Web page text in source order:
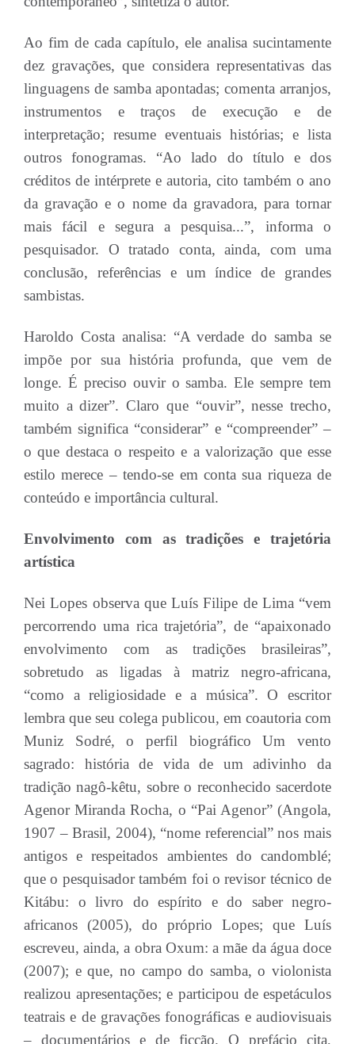
Ao fim de cada capítulo, ele analisa sucintamente
dez gravações, que considera representativas das
linguagens de samba apontadas; comenta arranjos,
instrumentos e traços de execução e de
interpretação; resume eventuais histórias; e lista
outros fonogramas. “Ao lado do título e dos
créditos de intérprete e autoria, cito também o ano
da gravação e o nome da gravadora, para tornar
mais fácil e segura a pesquisa...”, informa o
pesquisador. O tratado conta, ainda, com uma
conclusão, referências e um índice de grandes
sambistas.
Haroldo Costa analisa: “A verdade do samba se
impõe por sua história profunda, que vem de
longe. É preciso ouvir o samba. Ele sempre tem
muito a dizer”. Claro que “ouvir”, nesse trecho,
também significa “considerar” e “compreender” –
o que destaca o respeito e a valorização que esse
estilo merece – tendo-se em conta sua riqueza de
conteúdo e importância cultural.
Envolvimento com as tradições e trajetória
artística
Nei Lopes observa que Luís Filipe de Lima “vem
percorrendo uma rica trajetória”, de “apaixonado
envolvimento com as tradições brasileiras”,
sobretudo as ligadas à matriz negro-africana,
“como a religiosidade e a música”. O escritor
lembra que seu colega publicou, em coautoria com
Muniz Sodré, o perfil biográfico Um vento
sagrado: história de vida de um adivinho da
tradição nagô-kêtu, sobre o reconhecido sacerdote
Agenor Miranda Rocha, o “Pai Agenor” (Angola,
1907 – Brasil, 2004), “nome referencial” nos mais
antigos e respeitados ambientes do candomblé;
que o pesquisador também foi o revisor técnico de
Kitábu: o livro do espírito e do saber negro-
africanos (2005), do próprio Lopes; que Luís
escreveu, ainda, a obra Oxum: a mãe da água doce
(2007); e que, no campo do samba, o violonista
realizou apresentações; e participou de espetáculos
teatrais e de gravações fonográficas e audiovisuais
– documentários e de ficção. O prefácio cita,